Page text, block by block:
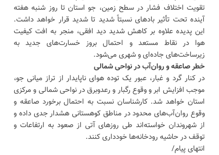
تقویت اختلاف فشار در سطح زمین، جو استان تا روز شنبه هفته
آینده تحت تأثیر بادهای نسبتاً شدید تا شدید قرار خواهد داشت.
این پدیده علاوه بر کاهش شدید دید افقی، منجر به افت کیفیت
هوا در نقاط مستعد و احتمال بروز خسارت‌های جدید به
زیرساخت‌های جاده‌ای و شهری می‌شود.
خطر صاعقه و روان‌آب در نواحی شمالی
در کنار گرد و غبار، عبور یک توده هوای ناپایدار از تراز میانی جو،
موجب افزایش ابر و وقوع رگبار و رعدوبرق در نواحی شمالی و مرکزی
استان خواهد شد. کارشناسان نسبت به احتمال برخورد صاعقه و
وقوع روان‌آب‌های محدود در مناطق کوهستانی هشدار جدی داده و
از شهروندان خواسته‌اند طی روزهای آتی از صعود به ارتفاعات و
توقف در حاشیه رودخانه‌ها خودداری کنند.
انتهای پیام/